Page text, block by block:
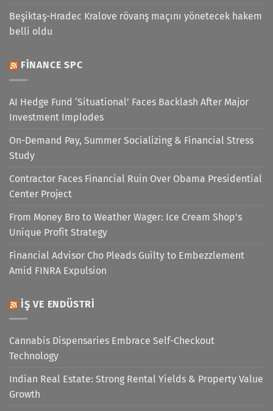
Beşiktaş-Hradec Kralove rövanş maçını yönetecek hakem
belli oldu
FINANCE SPC
AI Hedge Fund ‘Situational’ Faces Backlash After Major
Investment Implodes
On-Demand Pay, Summer Socializing & Financial Stress
Study
Contractor Faces Financial Ruin Over Obama Presidential
Center Project
From Money Bro to Weather Wager: Ice Cream Shop’s
Unique Profit Strategy
Financial Advisor Cho Pleads Guilty to Embezzlement
Amid FINRA Expulsion
İŞ VE ENDÜSTRI
Cannabis Dispensaries Embrace Self-Checkout
Technology
Indian Real Estate: Strong Rental Yields & Property Value
Growth